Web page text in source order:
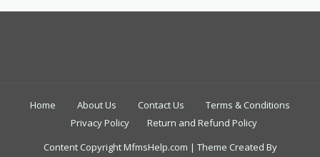
Home About Us Contact Us
Terms & Conditions
Privacy Policy
Return and Refund Policy
Content Copyright MfmsHelp.com | Theme Created By